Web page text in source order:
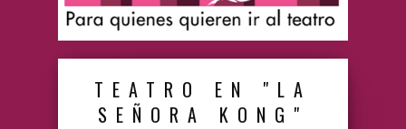
TEATRO EN "LA
SEÑORA KONG"